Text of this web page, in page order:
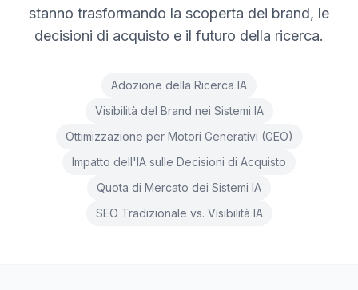
Monitoraggio
concorrenti
Content
Prezzi
stanno trasformando la scoperta dei brand, le
decisioni di acquisto e il futuro della ricerca.
Adozione della Ricerca IA
Visibilità del Brand nei Sistemi IA
Ottimizzazione per Motori Generativi (GEO)
Impatto dell'IA sulle Decisioni di Acquisto
Quota di Mercato dei Sistemi IA
SEO Tradizionale vs. Visibilità IA